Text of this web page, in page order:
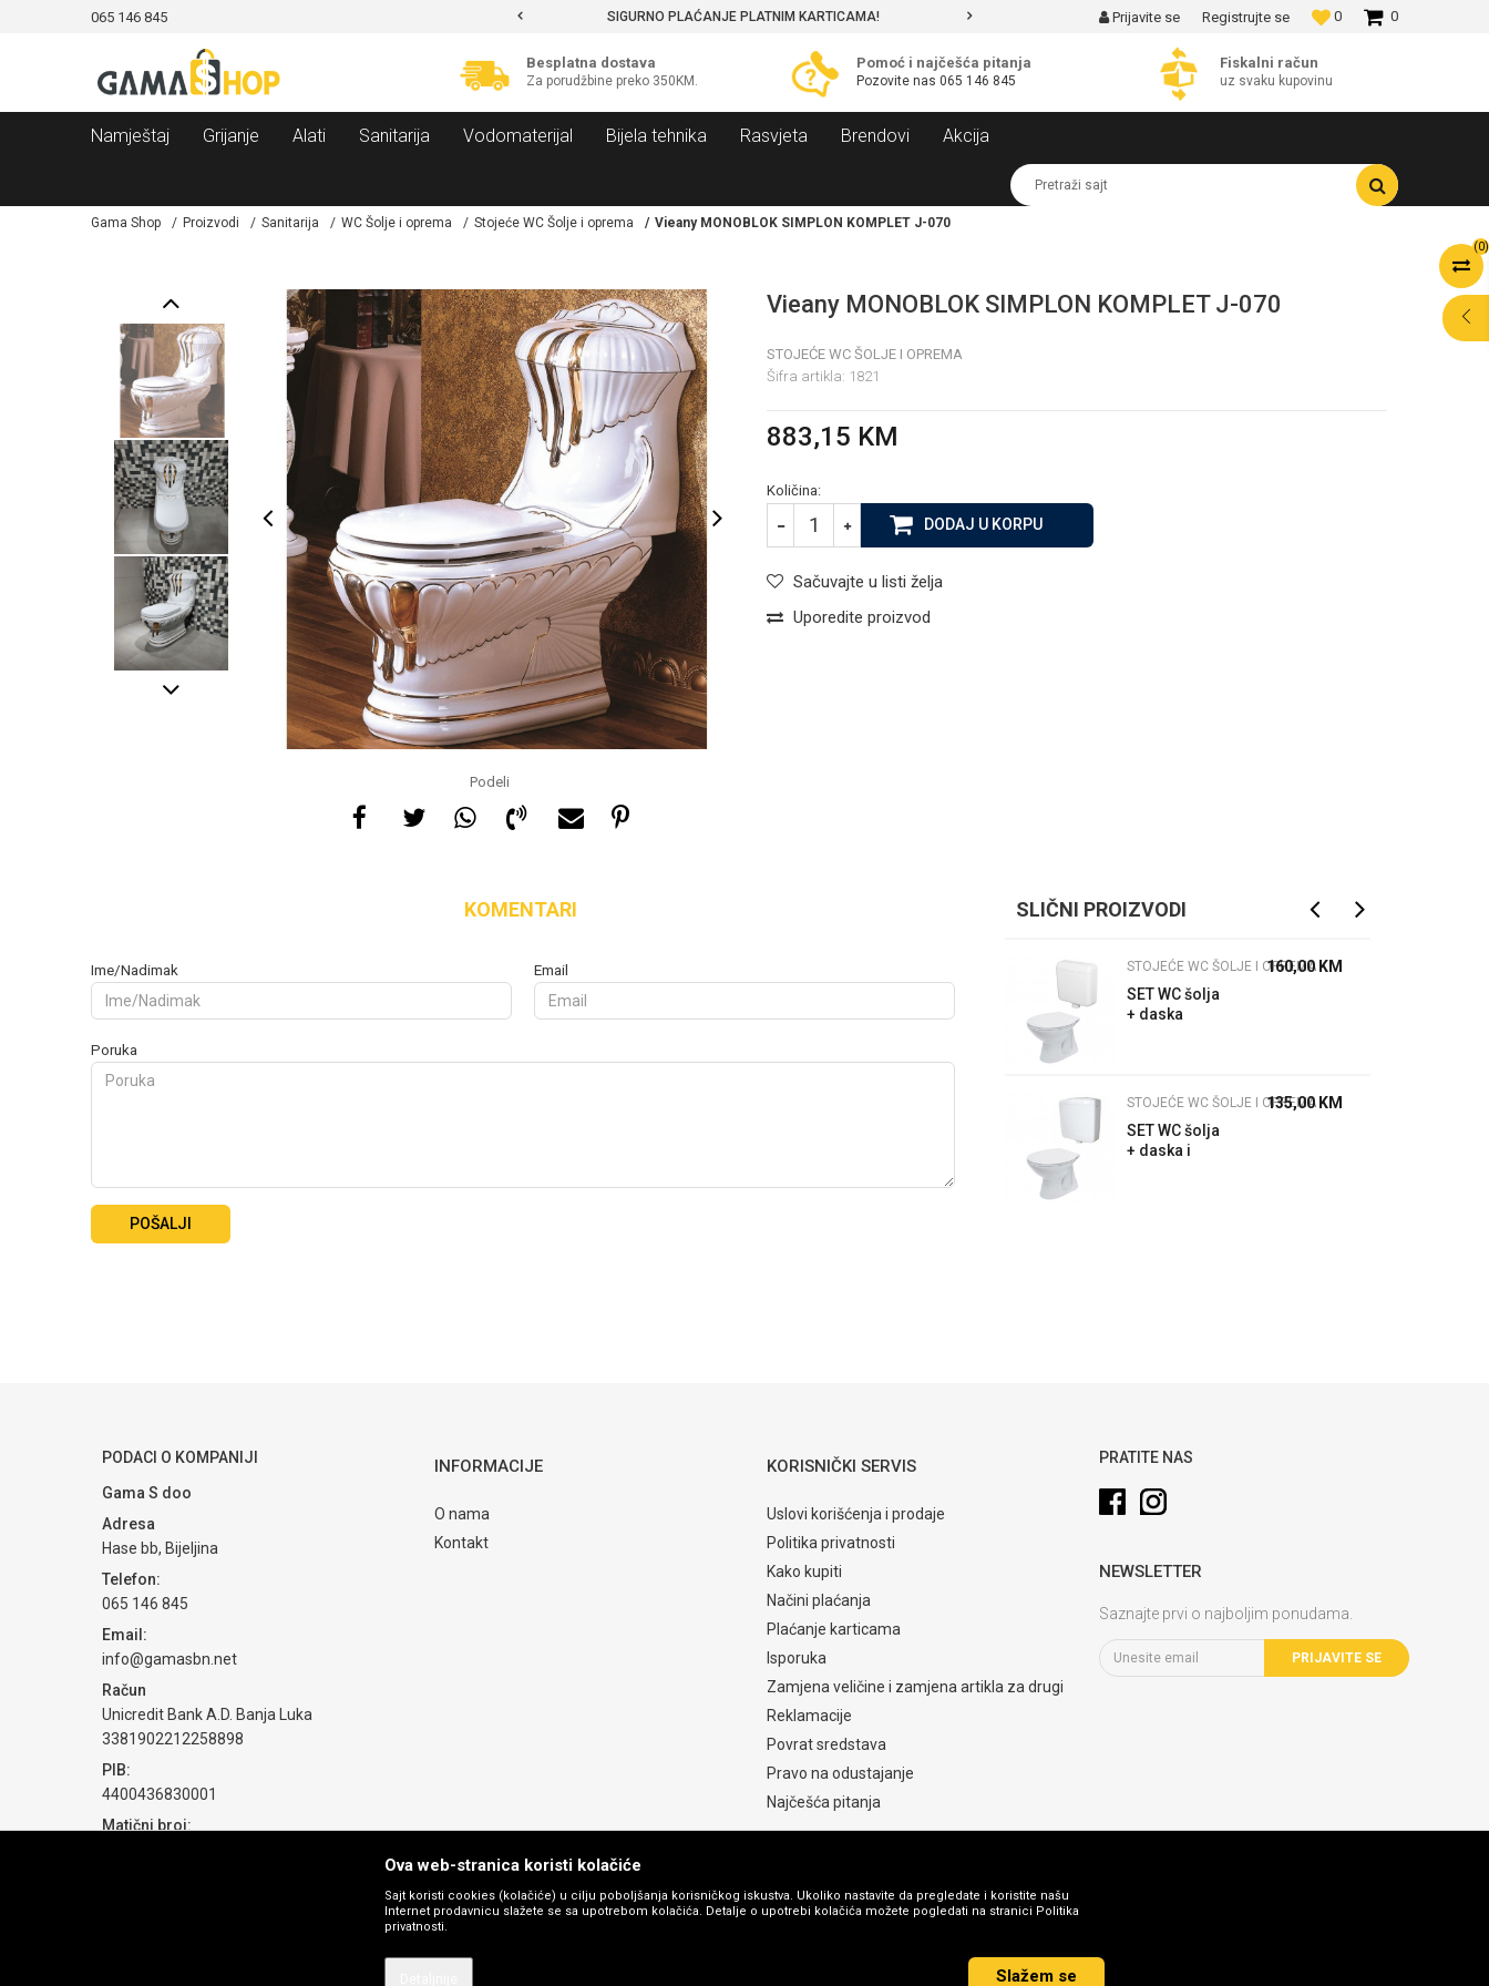
065 146 845 SIGURNO PLAĆANJE PLATNIM KARTICAMA! MOGUĆNOST BESPLATNE ISPORUKE! 0
0
Prijavite se Registrujte se
Besplatna dostava
Za porudžbine preko 350KM.
Pomoć i najčešća pitanja
Pozovite nas 065 146 845
Fiskalni račun
uz svaku kupovinu
Namještaj Grijanje Alati Sanitarija Vodomaterijal Bijela tehnika Rasvjeta Brendovi Akcija
Pretraži sajt
(0)
Gama Shop Proizvodi Sanitarija WC Šolje i oprema Stojeće WC Šolje i oprema Vieany MONOBLOK SIMPLON KOMPLET J-070
Podeli
Vieany MONOBLOK SIMPLON KOMPLET J-070
STOJEĆE WC ŠOLJE I OPREMA
Šifra artikla: 1821
883,15 KM
Količina:
DODAJ U KORPU
Sačuvajte u listi želja
Uporedite proizvod
KOMENTARI
Ime/Nadimak Email
Poruka
POŠALJI
SLIČNI PROIZVODI
KOMPLET J-
STOJEĆE WC ŠOLJE I OPREMA
SET WC šolja
+ daska
160,00KM
STOJEĆE WC ŠOLJE I OPREMA
SET WC šolja
+ daska i
135,00KM
PODACI O KOMPANIJI
Gama S doo
Adresa
Hase bb, Bijeljina
Telefon:
065 146 845
Email:
info@gamasbn.net
Račun
Unicredit Bank A.D. Banja Luka
3381902212258898
PIB:
4400436830001
Matični broj:
INFORMACIJE
O nama
Kontakt
KORISNIČKI SERVIS
Uslovi korišćenja i prodaje
Politika privatnosti
Kako kupiti
Načini plaćanja
Plaćanje karticama
Isporuka
Zamjena veličine i zamjena artikla za drugi
Reklamacije
Povrat sredstava
Pravo na odustajanje
Najčešća pitanja
PRATITE NAS
NEWSLETTER
Saznajte prvi o najboljim ponudama.
PRIJAVITE SE
Ova web-stranica koristi kolačiće
Sajt koristi cookies (kolačiće) u cilju poboljšanja korisničkog iskustva. Ukoliko nastavite da pregledate i koristite našu
Internet prodavnicu slažete se sa upotrebom kolačića. Detalje o upotrebi kolačića možete pogledati na stranici Politika
privatnosti.
Slažem se